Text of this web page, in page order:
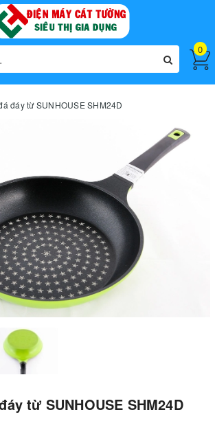
0
đáy từ SUNHOUSE SHM24D
từ SUNHOUSE SHM24D